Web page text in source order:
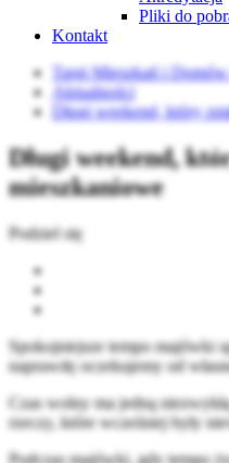
Pliki do
Kontakt
Targi Mieszkań i
Aktualności
Długi weekend, który
Długi weekend,
mieszkaniowe
Podziel się
Spokojniejsze tempo majówki
naprawdę oczekujemy od
Czas wolny ma jedną
rzeczy, które wcześniej były